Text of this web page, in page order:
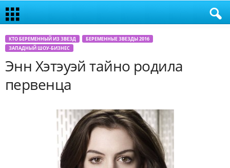
КТО БЕРЕМЕННЫЙ ИЗ ЗВЕЗД
БЕРЕМЕННЫЕ ЗВЕЗДЫ 2016
ЗАПАДНЫЙ ШОУ-БИЗНЕС
Энн Хэтэуэй тайно родила
первенца